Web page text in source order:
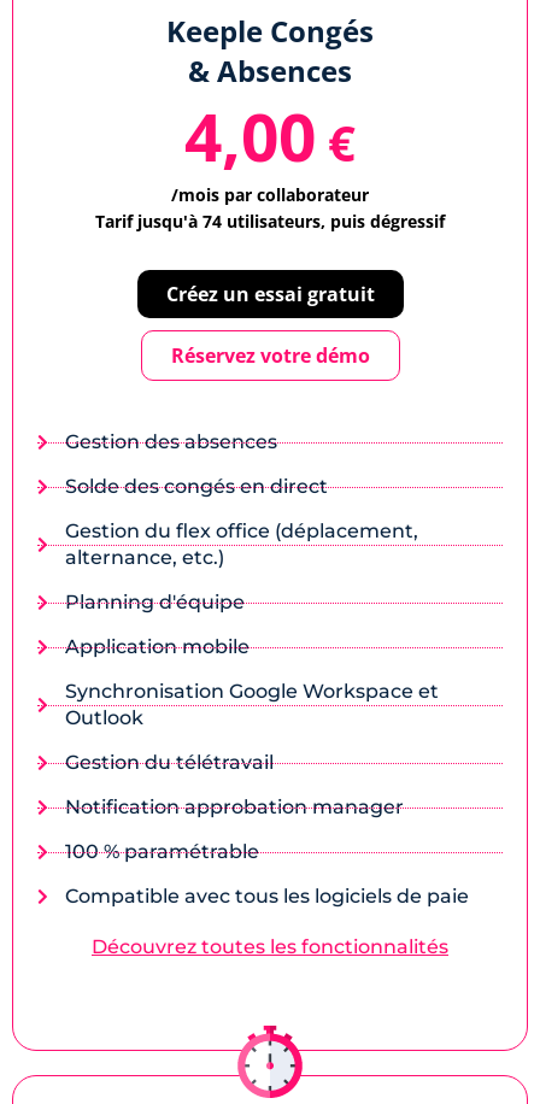
Keeple Congés
& Absences
4,00 €
/mois par collaborateur
Tarif jusqu'à 74 utilisateurs, puis dégressif
Créez un essai gratuit
Réservez votre démo
Gestion des absences
Solde des congés en direct
Gestion du flex office (déplacement,
alternance, etc.)
Planning d'équipe
Application mobile
Synchronisation Google Workspace et
Outlook
Gestion du télétravail
Notification approbation manager
100 % paramétrable
Compatible avec tous les logiciels de paie
Découvrez toutes les fonctionnalités